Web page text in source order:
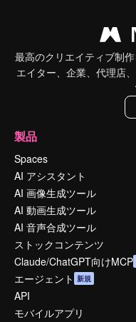
最高のクリエイティブ制
エイター、企業、代理店
製品
Spaces
AI アシスタント
AI 画像生成ツール
AI 動画生成ツール
AI 音声合成ツール
ストックコンテンツ
Claude/ChatGPT向けMCP
エージェント 新規
API
モバイルアプリ